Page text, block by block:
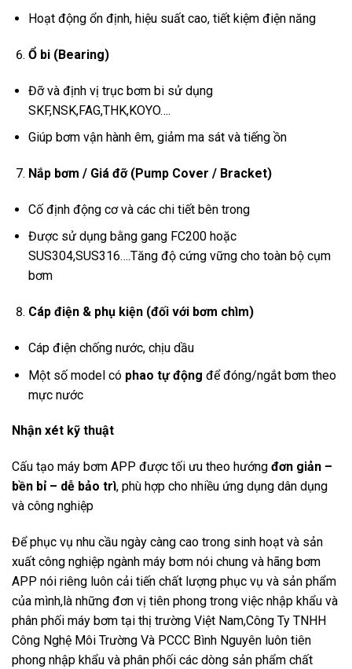
Hoạt động ổn định, hiệu suất cao, tiết kiệm điện năng
Ổ bi (Bearing)
Đỡ và định vị trục bơm bi sử dụng
SKF,NSK,FAG,THK,KOYO….
Giúp bơm vận hành êm, giảm ma sát và tiếng ồn
Nắp bơm / Giá đỡ (Pump Cover / Bracket)
Cố định động cơ và các chi tiết bên trong
Được sử dụng bằng gang FC200 hoặc
SUS304,SUS316….Tăng độ cứng vững cho toàn bộ cụm
bơm
Cáp điện & phụ kiện (đối với bơm chìm)
Cáp điện chống nước, chịu dầu
Một số model có phao tự động để đóng/ngắt bơm theo
mực nước
Nhận xét kỹ thuật
Cấu tạo máy bơm APP được tối ưu theo hướng đơn giản –
bền bỉ – dễ bảo trì, phù hợp cho nhiều ứng dụng dân dụng
và công nghiệp
Để phục vụ nhu cầu ngày càng cao trong sinh hoạt và sản
xuất công nghiệp ngành máy bơm nói chung và hãng bơm
APP nói riêng luôn cải tiến chất lượng phục vụ và sản phẩm
của mình,là những đơn vị tiên phong trong việc nhập khẩu và
phân phối máy bơm tại thị trường Việt Nam,Công Ty TNHH
Công Nghệ Môi Trường Và PCCC Bình Nguyên luôn tiên
phong nhập khẩu và phân phối các dòng sản phẩm chất